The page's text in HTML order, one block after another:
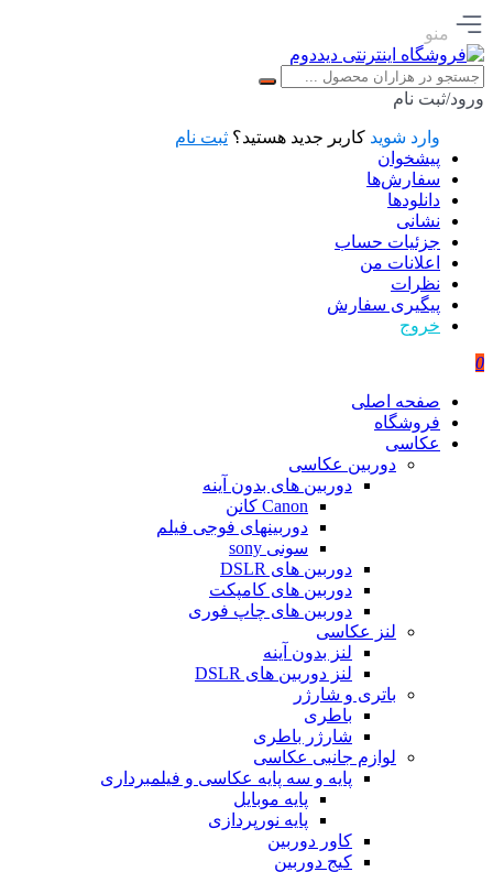
منو
ورود/ثبت نام
وارد شوید کاربر جدید هستید؟ ثبت نام
پیشخوان
سفارش‌ها
دانلودها
نشانی
جزئیات حساب
اعلانات من
نظرات
پیگیری سفارش
خروج
0
صفحه اصلی
فروشگاه
عکاسی
دوربین عکاسی
دوربین های بدون آینه
Canon کانن
دوربینهای فوجی فیلم
سونی sony
دوربین های DSLR
دوربین های کامپکت
دوربین های چاپ فوری
لنز عکاسی
لنز بدون آینه
لنز دوربین های DSLR
باتری و شارژر
باطری
شارژر باطری
لوازم جانبی عکاسی
پایه و سه پایه عکاسی و فیلمبرداری
پایه موبایل
پایه نورپردازی
کاور دوربین
کیج دوربین